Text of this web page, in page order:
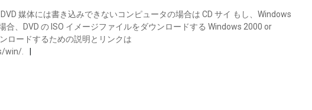
媒体には書き込みできないコンピュータの場合は CD サイ もし、Windows
合、DVD の ISO イメージファイルをダウンロードする Windows 2000 or
ロードするための説明とリンクは
win/.